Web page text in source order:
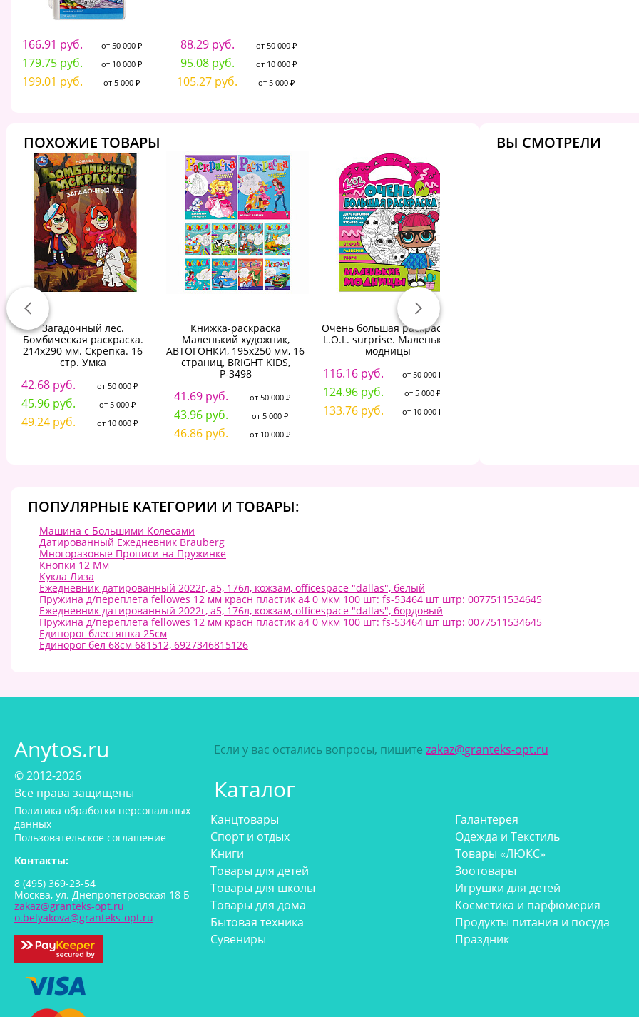
166.91 руб. от 50 000 ₽
179.75 руб. от 10 000 ₽
199.01 руб. от 5 000 ₽
88.29 руб. от 50 000 ₽
95.08 руб. от 10 000 ₽
105.27 руб. от 5 000 ₽
ПОХОЖИЕ ТОВАРЫ
Загадочный лес.
Бомбическая раскраска.
214х290 мм. Скрепка. 16
стр. Умка
42.68 руб. от 50 000 ₽
45.96 руб. от 5 000 ₽
49.24 руб. от 10 000 ₽
Книжка-раскраска
Маленький художник,
АВТОГОНКИ, 195х250 мм, 16
страниц, BRIGHT KIDS,
Р-3498
41.69 руб. от 50 000 ₽
43.96 руб. от 5 000 ₽
46.86 руб. от 10 000 ₽
Очень большая раскраска.
L.O.L. surprise. Маленькие
модницы
116.16 руб. от 50 000 ₽
124.96 руб. от 5 000 ₽
133.76 руб. от 10 000 ₽
ВЫ СМОТРЕЛИ
ПОПУЛЯРНЫЕ КАТЕГОРИИ И ТОВАРЫ:
Машина с Большими Колесами
Датированный Ежедневник Brauberg
Многоразовые Прописи на Пружинке
Кнопки 12 Мм
Кукла Лиза
Ежедневник датированный 2022г, a5, 176л, кожзам, officespace "dallas", белый
Пружина д/переплета fellowes 12 мм красн пластик а4 0 мкм 100 шт: fs-53464 шт штр: 0077511534645
Ежедневник датированный 2022г, a5, 176л, кожзам, officespace "dallas", бордовый
Пружина д/переплета fellowes 12 мм красн пластик а4 0 мкм 100 шт: fs-53464 шт штр: 0077511534645
Единорог блестяшка 25см
Единорог бел 68см 681512, 6927346815126
Anytos.ru
© 2012-2026
Все права защищены
Политика обработки персональных
данных
Пользовательское соглашение
Контакты:
8 (495) 369-23-54
Москва, ул. Днепропетровская 18 Б
zakaz@granteks-opt.ru
o.belyakova@granteks-opt.ru
Если у вас остались вопросы, пишите zakaz@granteks-opt.ru
Каталог
Канцтовары
Спорт и отдых
Книги
Товары для детей
Товары для школы
Товары для дома
Бытовая техника
Сувениры
Галантерея
Одежда и Текстиль
Товары «ЛЮКС»
Зоотовары
Игрушки для детей
Косметика и парфюмерия
Продукты питания и посуда
Праздник